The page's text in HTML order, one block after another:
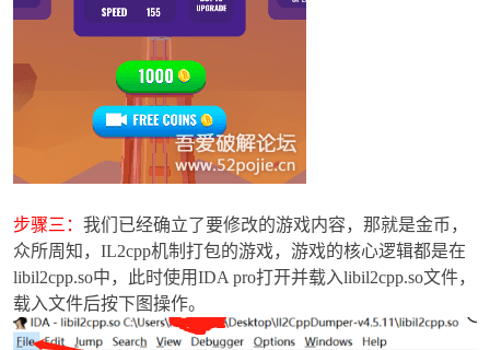
步骤三： 我们已经确立了要修改的游戏内容，那就是金币，
众所周知，IL2cpp机制打包的游戏，游戏的核心逻辑都是在
libil2cpp.so中，此时使用IDA pro打开并载入libil2cpp.so文件，
载入文件后按下图操作。